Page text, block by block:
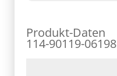
Produkt-Daten
114-90119-06198